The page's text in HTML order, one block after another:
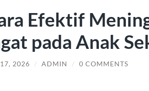
Efektif
pada Anak
2026 / ADMIN / 0 COMMENTS